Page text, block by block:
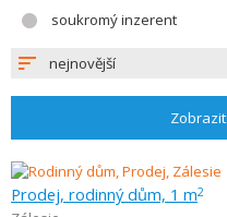
soukromý inzerent
nejnovější
Zobrazit
Prodej, rodinný dům, 1 m2